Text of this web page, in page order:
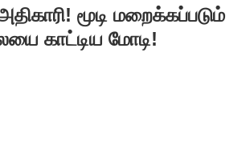
மூடி மறைக்கப்படும்
காட்டிய மோடி!